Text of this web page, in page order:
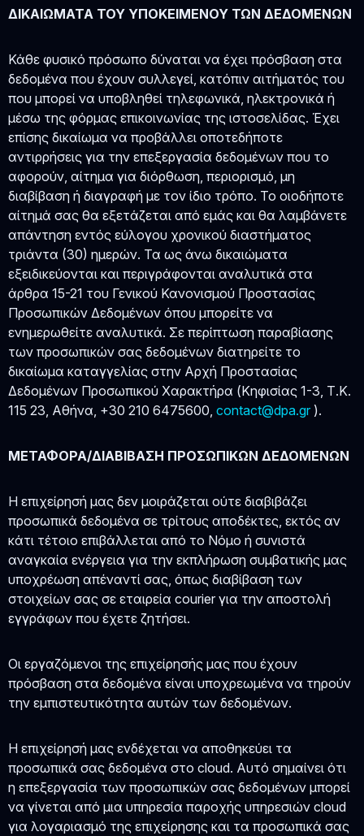
ΔΙΚΑΙΩΜΑΤΑ ΤΟΥ ΥΠΟΚΕΙΜΕΝΟΥ ΤΩΝ ΔΕΔΟΜΕΝΩΝ
Κάθε φυσικό πρόσωπο δύναται να έχει πρόσβαση στα
δεδομένα που έχουν συλλεγεί, κατόπιν αιτήματός του
που μπορεί να υποβληθεί τηλεφωνικά, ηλεκτρονικά ή
μέσω της φόρμας επικοινωνίας της ιστοσελίδας. Έχει
επίσης δικαίωμα να προβάλλει οποτεδήποτε
αντιρρήσεις για την επεξεργασία δεδομένων που το
αφορούν, αίτημα για διόρθωση, περιορισμό, μη
διαβίβαση ή διαγραφή με τον ίδιο τρόπο. Το οιοδήποτε
αίτημά σας θα εξετάζεται από εμάς και θα λαμβάνετε
απάντηση εντός εύλογου χρονικού διαστήματος
τριάντα (30) ημερών. Τα ως άνω δικαιώματα
εξειδικεύονται και περιγράφονται αναλυτικά στα
άρθρα 15-21 του Γενικού Κανονισμού Προστασίας
Προσωπικών Δεδομένων όπου μπορείτε να
ενημερωθείτε αναλυτικά. Σε περίπτωση παραβίασης
των προσωπικών σας δεδομένων διατηρείτε το
δικαίωμα καταγγελίας στην Αρχή Προστασίας
Δεδομένων Προσωπικού Χαρακτήρα (Κηφισίας 1-3, Τ.Κ.
115 23, Αθήνα, +30 210 6475600, contact@dpa.gr ).
ΜΕΤΑΦΟΡΑ/ΔΙΑΒΙΒΑΣΗ ΠΡΟΣΩΠΙΚΩΝ ΔΕΔΟΜΕΝΩΝ
Η επιχείρησή μας δεν μοιράζεται ούτε διαβιβάζει
προσωπικά δεδομένα σε τρίτους αποδέκτες, εκτός αν
κάτι τέτοιο επιβάλλεται από το Νόμο ή συνιστά
αναγκαία ενέργεια για την εκπλήρωση συμβατικής μας
υποχρέωση απέναντί σας, όπως διαβίβαση των
στοιχείων σας σε εταιρεία courier για την αποστολή
εγγράφων που έχετε ζητήσει.
Οι εργαζόμενοι της επιχείρησής μας που έχουν
πρόσβαση στα δεδομένα είναι υποχρεωμένα να τηρούν
την εμπιστευτικότητα αυτών των δεδομένων.
Η επιχείρησή μας ενδέχεται να αποθηκεύει τα
προσωπικά σας δεδομένα στο cloud. Αυτό σημαίνει ότι
η επεξεργασία των προσωπικών σας δεδομένων μπορεί
να γίνεται από μια υπηρεσία παροχής υπηρεσιών cloud
για λογαριασμό της επιχείρησης και τα προσωπικά σας